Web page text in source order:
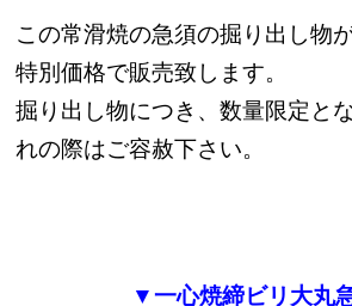
この常滑焼の急須の掘り出し物
特別価格で販売致します。
掘り出し物につき、数量限定と
れの際はご容赦下さい。
▼一心焼締ビリ大丸